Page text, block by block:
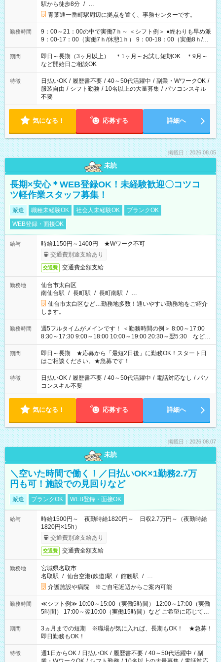
駅から徒歩8分 / …
青葉通一番町駅周辺に拠点を置く、事務センターです。
勤務時間
9：00～21：00の中で実働7ｈ～ ＜シフト例＞ ●終わりも早め派
9：00-17：00（実働7ｈ/休憩1ｈ） 9：00-18：00（実働8ｈ/休
憩1ｈ） 10：00-19：00（実働8ｈ/休憩1ｈ） ●朝ゆっくり派
11：00-20：00（実働8ｈ/休憩1ｈ） 12：00-20：00（実働7ｈ/
休憩1ｈ） 12：00-21：00（実働8ｈ/休憩1ｈ） 13：00-22：
00（実働8ｈ/休憩1ｈ） ＊時間帯固定OK
期間
即日～長期（3ヶ月以上） ＊1ヶ月～お試し短期OK ＊9月～
など開始日ご相談OK
特徴 日払いOK / 履歴書不要 / 40～50代活躍中 / 副業・WワークOK /
服装自由 / シフト勤務 / 10名以上の大量募集 / パソコンスキル
不要
気になる！ 応募する 詳細へ
掲載日：2026.08.05
未読
長期×安心＊WEB登録OK！未経験歓迎〇コツコ
ツ軽作業スタッフ募集！
派遣 職種未経験OK 社会人未経験OK
ブランクOK
WEB登録・面接OK
給与
時給1150円～1400円 ★Wワーク不可
交通費別途支給あり
交通費 交通費全額支給
勤務地
仙台市太白区
南仙台駅 / 長町駅 / 長町南駅 / …
仙台市太白区など…勤務地多数！通いやすい勤務地をご紹介
します。
勤務時間
週5フルタイムがメインです！ ＜勤務時間の例＞ 8:00～17:00
8:30～17:30 9:00～18:00 10:00～19:00 20:30～翌5:30 など ★
その他にも勤務時間多数！ 日勤のみ、残業なし、交替制など
ご希望を教えてください！
期間
即日～長期 ★応募から「最短2日後」に勤務OK！スタート日
はご相談ください。★急募です！
特徴 日払いOK / 履歴書不要 / 40～50代活躍中 / 電話対応なし / パソ
コンスキル不要
気になる！ 応募する 詳細へ
掲載日：2026.08.07
未読
＼空いた時間で働く！／日払いOK×1勤務2.7万
円も可！施設での見回りなど
派遣 ブランクOK WEB登録・面接OK
給与
時給1500円～ 夜勤時給1820円～ 日収2.7万円～（夜勤時給
1820円×15h）
交通費別途支給あり
交通費 交通費全額支給
勤務地
宮城県名取市
名取駅 / 仙台空港(鉄道)駅 / 館腰駅 / …
介護施設や病院 ※ご自宅近辺からご案内可能
勤務時間
≪シフト例≫ 10:00～15:00（実働5時間） 12:00～17:00（実働
5時間） 17:00～翌10:00（実働15時間）など ご希望に応じて、
働く時間は調整できます！ お気軽に担当へ相談ください！
期間
3ヵ月までの短期 ※職場が気に入れば、長期もOK！ ★急募！
即日勤務もOK！
特徴 週1日からOK / 日払いOK / 履歴書不要 / 40～50代活躍中 / 副